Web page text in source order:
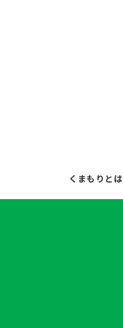
くまもりとは